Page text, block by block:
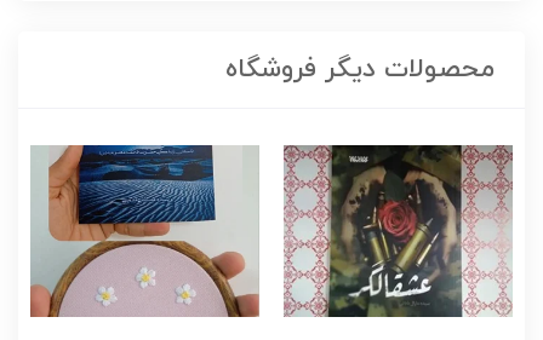
محصولات دیگر فروشگاه